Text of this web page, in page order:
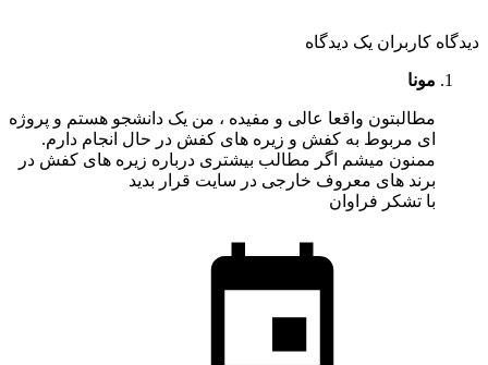
دیدگاه کاربران یک دیدگاه
مونا
مطالبتون واقعا عالی و مفیده ، من یک دانشجو هستم و پروژه
ای مربوط به کفش و زیره های کفش در حال انجام دارم.
ممنون میشم اگر مطالب بیشتری درباره زیره های کفش در
برند های معروف خارجی در سایت قرار بدید
با تشکر فراوان